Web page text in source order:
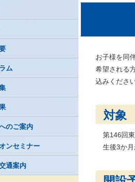
ム
のご案内
ンセミナー
通案内
お子様を同
希望される
込みください
対象
第146回
生後3か月